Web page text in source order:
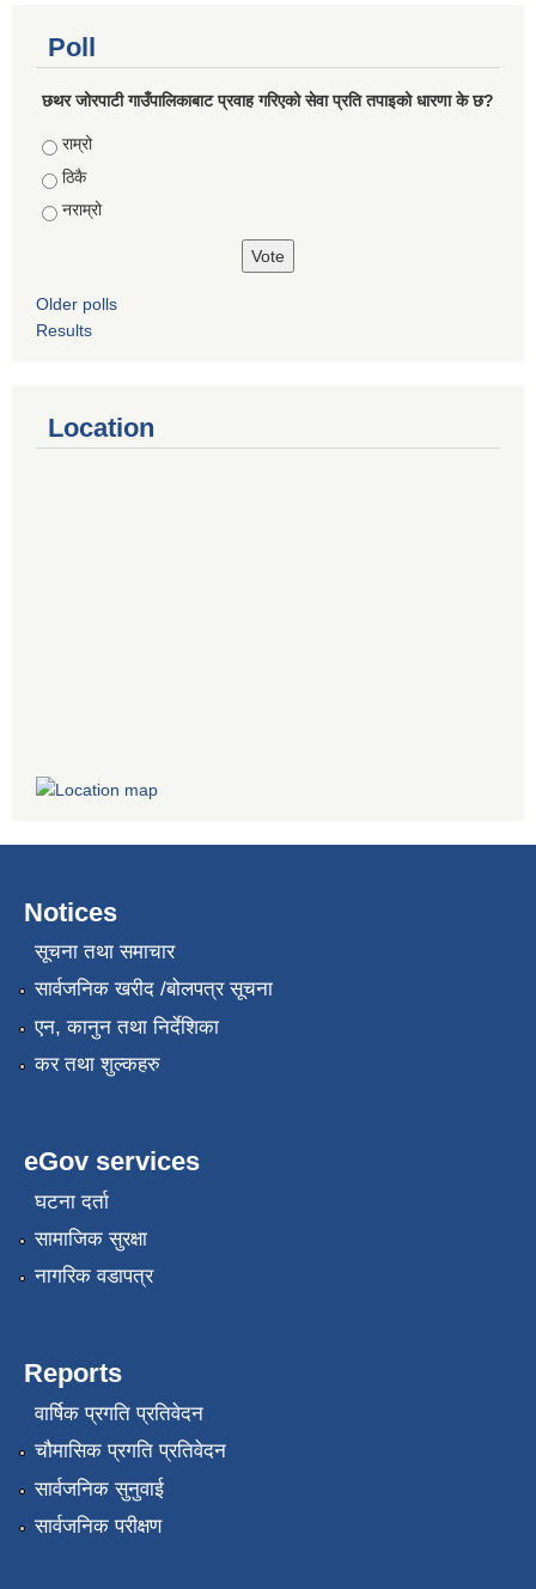
Poll
छथर जोरपाटी गाउँपालिकाबाट प्रवाह गरिएको सेवा प्रति तपाइको धारणा के छ?
Choices
राम्रो
ठिकै
नराम्रो
Older polls
Results
Location
Notices
सूचना तथा समाचार
सार्वजनिक खरीद /बोलपत्र सूचना
एन, कानुन तथा निर्देशिका
कर तथा शुल्कहरु
eGov services
घटना दर्ता
सामाजिक सुरक्षा
नागरिक वडापत्र
Reports
वार्षिक प्रगति प्रतिवेदन
चौमासिक प्रगति प्रतिवेदन
सार्वजनिक सुनुवाई
सार्वजनिक परीक्षण